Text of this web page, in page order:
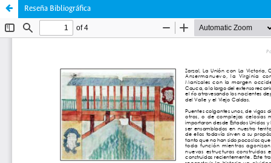
Reseña Bibliográfica